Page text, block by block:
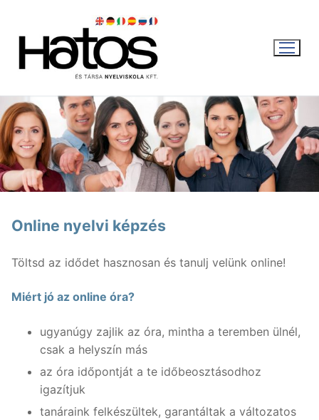
tartalomra
WEBSHOP
Magyar
Nyelvtanfolyamok
Lakossági nyelvtanfolyamok
Egyéni nyelvi képzés
Nyelvvizsgák
Rólunk
Online nyelvi képzés
Töltsd az idődet hasznosan és tanulj velünk online!
Miért jó az online óra?
ugyanúgy zajlik az óra, mintha a teremben ülnél,
csak a helyszín más
az óra időpontját a te időbeosztásodhoz
igazítjuk
tanáraink felkészültek, garantáltak a változatos